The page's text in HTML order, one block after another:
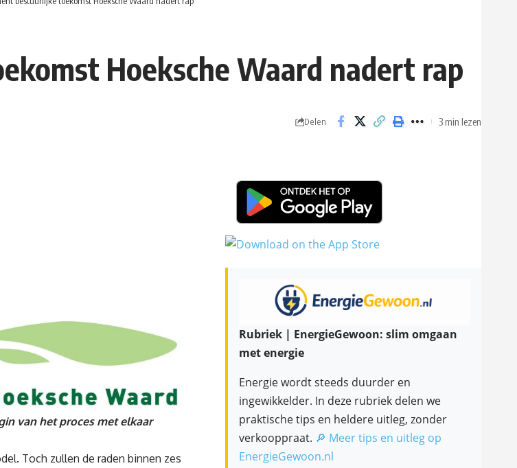
Hoeksche Waard nadert rap
Delen 3 min lezen
van het proces met elkaar
Toch zullen de raden binnen zes
Rubriek | EnergieGewoon: slim omgaan
met energie
Energie wordt steeds duurder en
ingewikkelder. In deze rubriek delen we
praktische tips en heldere uitleg, zonder
verkooppraat. 🔎 Meer tips en uitleg op
EnergieGewoon.nl